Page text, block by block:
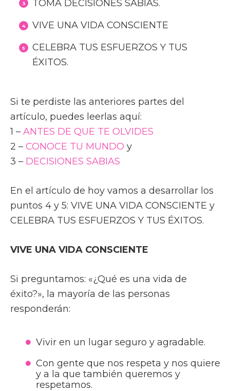
TOMA DECISIONES SABIAS.
VIVE UNA VIDA CONSCIENTE
CELEBRA TUS ESFUERZOS Y TUS
ÉXITOS.
Si te perdiste las anteriores partes del
artículo, puedes leerlas aquí:
1 – ANTES DE QUE TE OLVIDES
2 – CONOCE TU MUNDO y
3 – DECISIONES SABIAS
En el artículo de hoy vamos a desarrollar los
puntos 4 y 5: VIVE UNA VIDA CONSCIENTE y
CELEBRA TUS ESFUERZOS Y TUS ÉXITOS.
VIVE UNA VIDA CONSCIENTE
Si preguntamos: «¿Qué es una vida de
éxito?», la mayoría de las personas
responderán:
Vivir en un lugar seguro y agradable.
Con gente que nos respeta y nos quiere
y a la que también queremos y
respetamos.